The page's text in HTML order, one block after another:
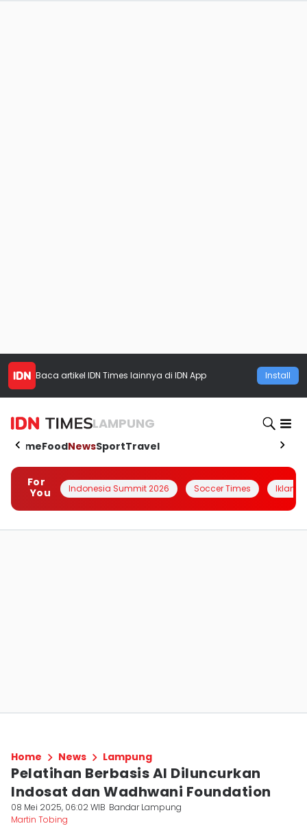
Baca artikel IDN Times lainnya di IDN App Install
LAMPUNG
HomeFoodNewsSportTravel
For
You
Indonesia Summit 2026 Soccer Times Iklanin
Home News Lampung
Pelatihan Berbasis AI Diluncurkan
Indosat dan Wadhwani Foundation
08 Mei 2025, 06:02 WIB Bandar Lampung
Martin Tobing